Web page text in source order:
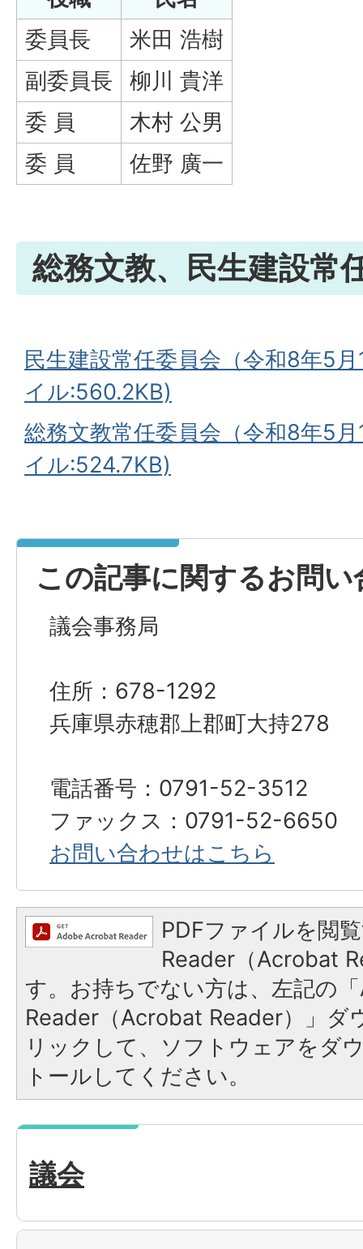
委員長
米田 浩樹
副委員長
柳川 貴洋
委 員
木村 公男
委 員
佐野 廣一
総務文教、民生建設常
民生建設常任委員会（令和8年5
イル:560.2KB)
総務文教常任委員会（令和8年5
イル:524.7KB)
この記事に関するお問い
議会事務局
住所：678-1292
兵庫県赤穂郡上郡町大持278
電話番号：0791-52-3512
ファックス：0791-52-6650
お問い合わせはこちら
PDFファイルを閲
Reader（Acrobat
す。お持ちでない方は、左記の
Reader（Acrobat Reader）」ダ
リックして、ソフトウェアをダ
トールしてください。
議会